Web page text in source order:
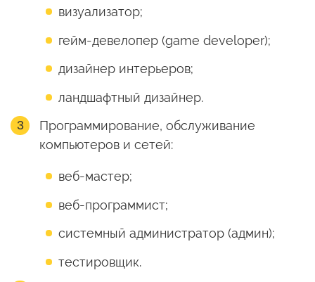
визуализатор;
гейм-девелопер (game developer);
дизайнер интерьеров;
ландшафтный дизайнер.
Программирование, обслуживание
компьютеров и сетей:
веб-мастер;
веб-программист;
системный администратор (админ);
тестировщик.